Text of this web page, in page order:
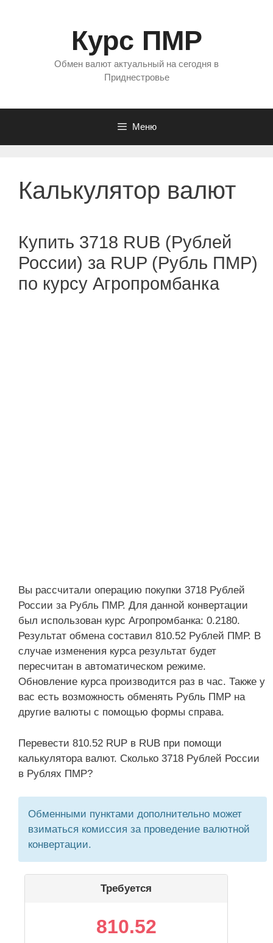
Курс ПМР
Обмен валют актуальный на сегодня в
Приднестровье
Меню
Калькулятор валют
Купить 3718 RUB (Рублей
России) за RUP (Рубль ПМР)
по курсу Агропромбанка
Вы рассчитали операцию покупки 3718 Рублей
России за Рубль ПМР. Для данной конвертации
был использован курс Агропромбанка: 0.2180.
Результат обмена составил 810.52 Рублей ПМР. В
случае изменения курса результат будет
пересчитан в автоматическом режиме.
Обновление курса производится раз в час. Также у
вас есть возможность обменять Рубль ПМР на
другие валюты с помощью формы справа.
Перевести 810.52 RUP в RUB при помощи
калькулятора валют. Сколько 3718 Рублей России
в Рублях ПМР?
Обменными пунктами дополнительно может
взиматься комиссия за проведение валютной
конвертации.
Требуется
810.52